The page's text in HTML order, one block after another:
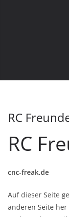
RC
RC
cnc-freak.de
Auf dieser Seite
anderen Seite